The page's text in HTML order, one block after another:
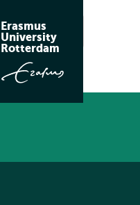
Zoeken
Erasmus
University
Rotterdam